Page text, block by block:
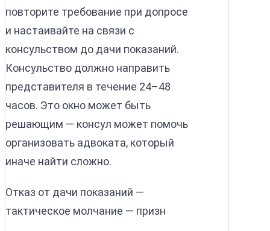
повторите требование при допросе
и настаивайте на связи с
консульством до дачи показаний.
Консульство должно направить
представителя в течение 24–48
часов. Это окно может быть
решающим — консул может помочь
организовать адвоката, который
иначе найти сложно.
Отказ от дачи показаний —
тактическое молчание — призн